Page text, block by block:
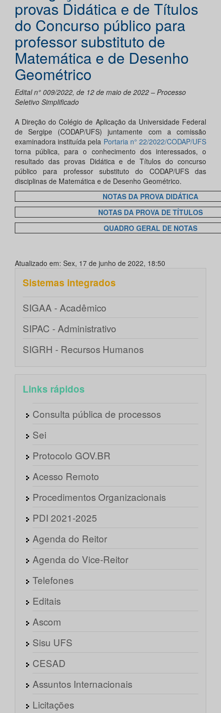
provas Didática e de Títulos
do Concurso público para
professor substituto de
Matemática e de Desenho
Geométrico
Edital n° 009/2022, de 12 de maio de 2022 – Processo
Seletivo Simplificado
A Direção do Colégio de Aplicação da Universidade Federal
de Sergipe (CODAP/UFS) juntamente com a comissão
examinadora instituída pela Portaria n° 22/2022/CODAP/UFS
torna pública, para o conhecimento dos interessados, o
resultado das provas Didática e de Títulos do concurso
público para professor substituto do CODAP/UFS das
disciplinas de Matemática e de Desenho Geométrico.
NOTAS DA PROVA DIDÁTICA
NOTAS DA PROVA DE TÍTULOS
QUADRO GERAL DE NOTAS
Atualizado em: Sex, 17 de junho de 2022, 18:50
Sistemas integrados
SIGAA - Acadêmico
SIPAC - Administrativo
SIGRH - Recursos Humanos
Links rápidos
Consulta pública de processos
Sei
Protocolo GOV.BR
Acesso Remoto
Procedimentos Organizacionais
PDI 2021-2025
Agenda do Reitor
Agenda do Vice-Reitor
Telefones
Editais
Ascom
Sisu UFS
CESAD
Assuntos Internacionais
Licitações